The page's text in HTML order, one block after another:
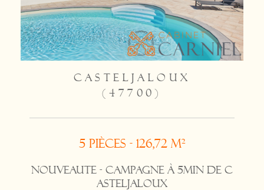
CASTELJALOUX
(47700)
5 pièces - 126,72 m²
NOUVEAUTE - Campagne à 5min de C
ASTELJALOUX